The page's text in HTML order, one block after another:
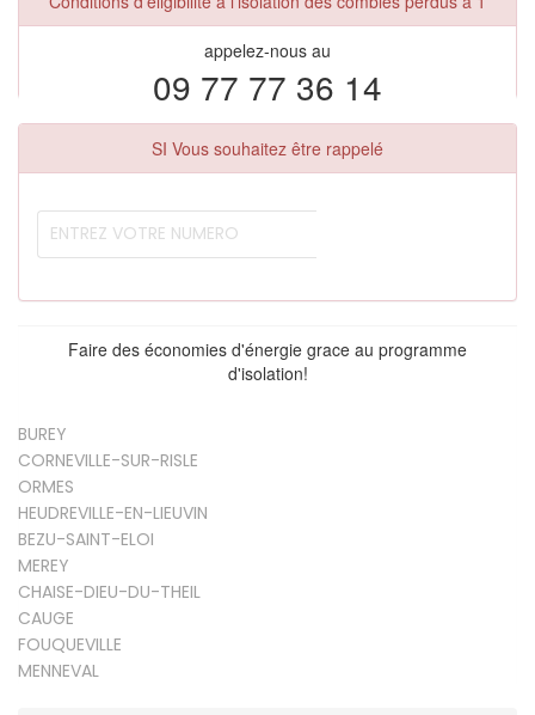
appelez-nous au
09 77 77 36 14
SI Vous souhaitez être rappelé
Faire des économies d'énergie grace au programme
d'isolation!
BUREY
CORNEVILLE-SUR-RISLE
ORMES
HEUDREVILLE-EN-LIEUVIN
BEZU-SAINT-ELOI
MEREY
CHAISE-DIEU-DU-THEIL
CAUGE
FOUQUEVILLE
MENNEVAL